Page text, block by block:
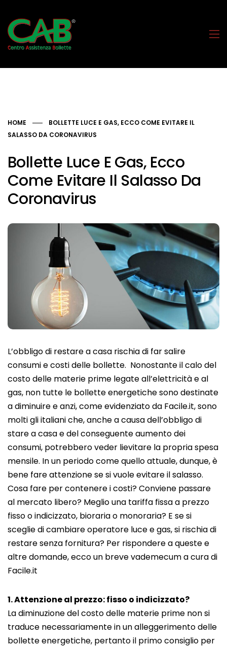
HOME
BOLLETTE LUCE E GAS, ECCO COME EVITARE IL
SALASSO DA CORONAVIRUS
Bollette Luce E Gas, Ecco
Come Evitare Il Salasso Da
Coronavirus
L’obbligo di restare a casa rischia di far salire
consumi e costi delle bollette. Nonostante il calo del
costo delle materie prime legate all’elettricità e al
gas, non tutte le bollette energetiche sono destinate
a diminuire e anzi, come evidenziato da Facile.it, sono
molti gli italiani che, anche a causa dell’obbligo di
stare a casa e del conseguente aumento dei
consumi, potrebbero veder lievitare la propria spesa
mensile. In un periodo come quello attuale, dunque, è
bene fare attenzione se si vuole evitare il salasso.
Cosa fare per contenere i costi? Conviene passare
al mercato libero? Meglio una tariffa fissa a prezzo
fisso o indicizzato, bioraria o monoraria? E se si
sceglie di cambiare operatore luce e gas, si rischia di
restare senza fornitura? Per rispondere a queste e
altre domande, ecco un breve vademecum a cura di
Facile.it
1. Attenzione al prezzo: fisso o indicizzato?
La diminuzione del costo delle materie prime non si
traduce necessariamente in un alleggerimento delle
bollette energetiche, pertanto il primo consiglio per